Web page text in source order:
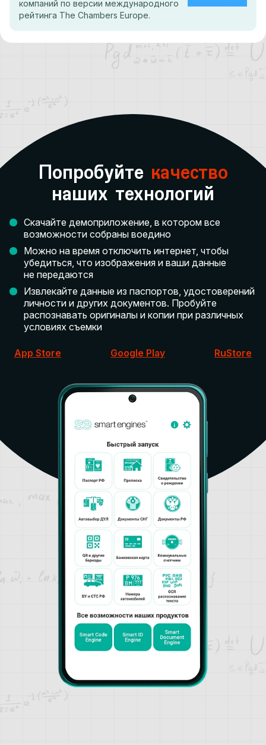
компаний по версии международного
рейтинга The Chambers Europe.
Попробуйте качество
наших технологий
Скачайте демоприложение, в котором все
возможности собраны воедино
Можно на время отключить интернет, чтобы
убедиться, что изображения и ваши данные
не передаются
Извлекайте данные из паспортов, удостоверений
личности и других документов. Пробуйте
распознавать оригиналы и копии при различных
условиях съемки
App Store Google Play RuStore